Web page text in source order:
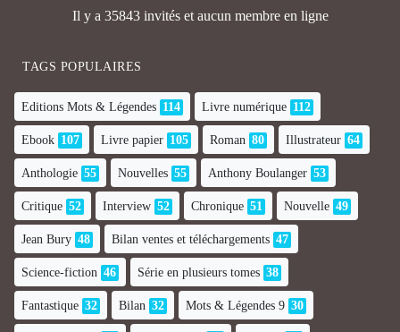
Il y a 35843 invités et aucun membre en ligne
TAGS POPULAIRES
Editions Mots & Légendes 114 Livre numérique 112
Ebook 107 Livre papier 105 Roman 80 Illustrateur 64
Anthologie 55 Nouvelles 55 Anthony Boulanger 53
Critique 52 Interview 52 Chronique 51 Nouvelle 49
Jean Bury 48 Bilan ventes et téléchargements 47
Science-fiction 46 Série en plusieurs tomes 38
Fantastique 32 Bilan 32 Mots & Légendes 9 30